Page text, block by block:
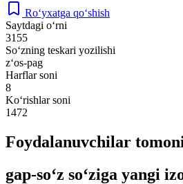
Ro‘yxatga qo‘shish
Saytdagi o‘rni
3155
So‘zning teskari yozilishi
z‘os-pag
Harflar soni
8
Ko‘rishlar soni
1472
Foydalanuvchilar
gap-so‘z so‘ziga yangi